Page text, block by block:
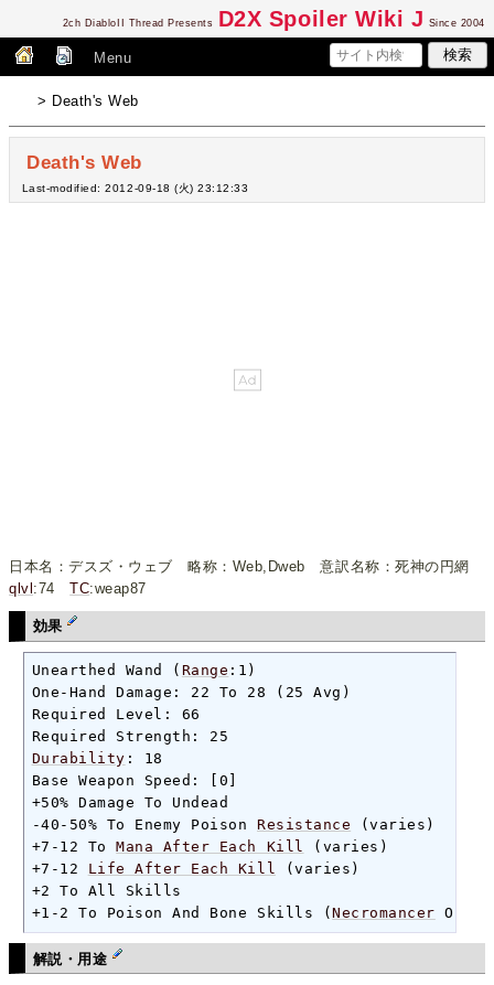
2ch DiabloII Thread Presents D2X Spoiler Wiki J Since 2004
Menu
> Death's Web
Death's Web
Last-modified: 2012-09-18 (火) 23:12:33
日本名：デスズ・ウェブ 略称：Web,Dweb 意訳名称：死神の円網
qlvl :74TC:weap87
効果
Unearthed Wand ( Range :1)
One-Hand Damage: 22 To 28 (25 Avg)
Required Level: 66
Durability : 18
Base Weapon Speed: [0]
+50% Damage To Undead
-40-50% To Enemy Poison Resistance (varies)
+7-12 To Mana After Each Kill
(varies)
+7-12 Life After Each Kill (varies)
+2 To All Skills
+1-2 To Poison And Bone Skills (Necromancer
解説・用途